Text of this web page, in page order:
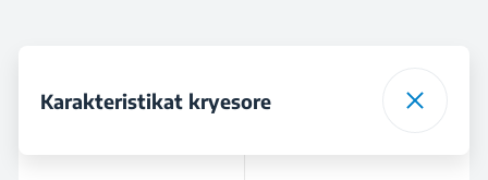
Karakteristikat kryesore